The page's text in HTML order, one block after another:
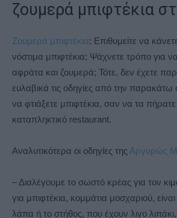
ζουμερά μπιφτέκια
Ζουμερά μπιφτέκια: Επιθυμείτε να
νόστιμα μπιφτέκια; Ψάχνετε τρόπο για
αφράτα και ζουμερά; Τότε, δεν έχετε
ευλαβικά τις οδηγίες από την παρακάτω
να φτιάξετε μπιφτέκια, σαν να τα
καταπληκτικό restaurant.
Αναλυτικότερα οι οδηγίες της Αργυρώς
– Διαλέγουμε το σωστό κρέας για τον
για μπιφτέκια, κομμάτια μοσχαριού,
λάπα ή το στήθος, που έχουν λιγο λιπάκι,